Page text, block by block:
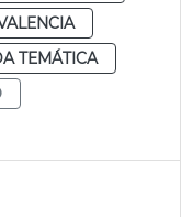
TEMÁTICA